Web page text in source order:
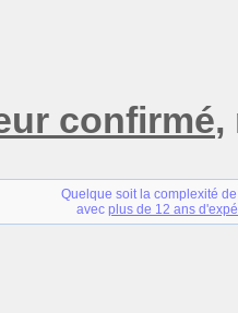
confirmé,
Quelque soit la complexité
avec plus de 12 ans